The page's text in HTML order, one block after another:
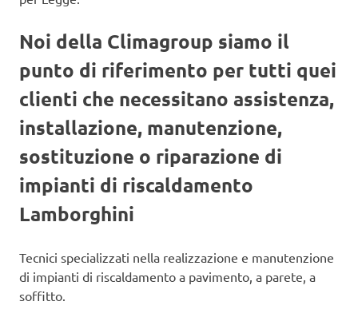
Noi della Climagroup siamo il
punto di riferimento per tutti quei
clienti che necessitano assistenza,
installazione, manutenzione,
sostituzione o riparazione di
impianti di riscaldamento
Lamborghini
Tecnici specializzati nella realizzazione e manutenzione
di impianti di riscaldamento a pavimento, a parete, a
soffitto.